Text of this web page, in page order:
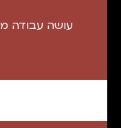
עושה עבודה